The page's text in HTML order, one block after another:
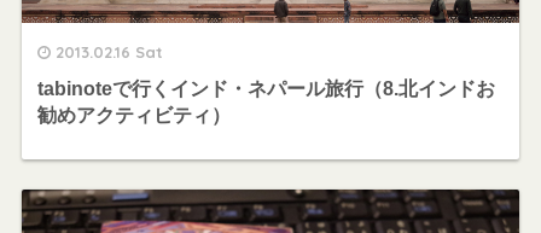
2013.02.16 Sat
tabinoteで行くインド・ネパール旅行（8.北インドお
勧めアクティビティ）